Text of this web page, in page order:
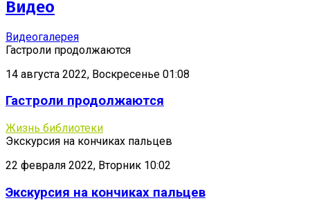
Видео
Видеогалерея
Гастроли продолжаются
14 августа 2022, Воскресенье 01:08
Гастроли продолжаются
Жизнь библиотеки
Экскурсия на кончиках пальцев
22 февраля 2022, Вторник 10:02
Экскурсия на кончиках пальцев